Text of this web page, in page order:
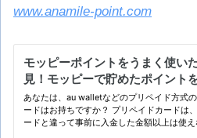
www.anamile-point.com